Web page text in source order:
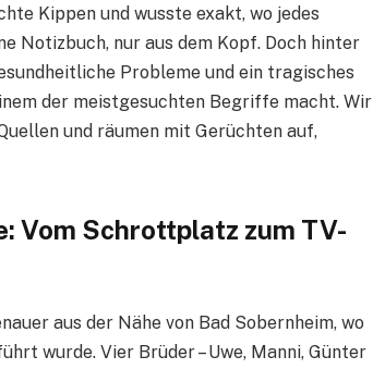
Kippen und wusste exakt, wo jedes
Notizbuch, nur aus dem Kopf. Doch hinter
Probleme und ein tragisches
der meistgesuchten Begriffe macht. Wir
und räumen mit Gerüchten auf,
Vom Schrottplatz zum TV-
aus der Nähe von Bad Sobernheim, wo
wurde. Vier Brüder – Uwe, Manni, Günter